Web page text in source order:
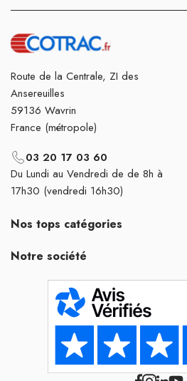
Route de la Centrale, ZI des
Ansereuilles
59136 Wavrin
France (métropole)
03 20 17 03 60
Du Lundi au Vendredi de de 8h à
17h30 (vendredi 16h30)
Nos tops catégories
Notre société